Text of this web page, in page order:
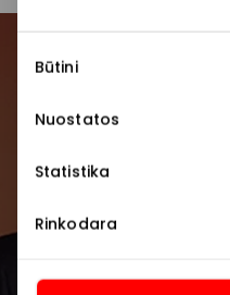
pasirinkimas
Būtini
Nuostatos
Statistika
Rinkodara
renginius ir naujausią